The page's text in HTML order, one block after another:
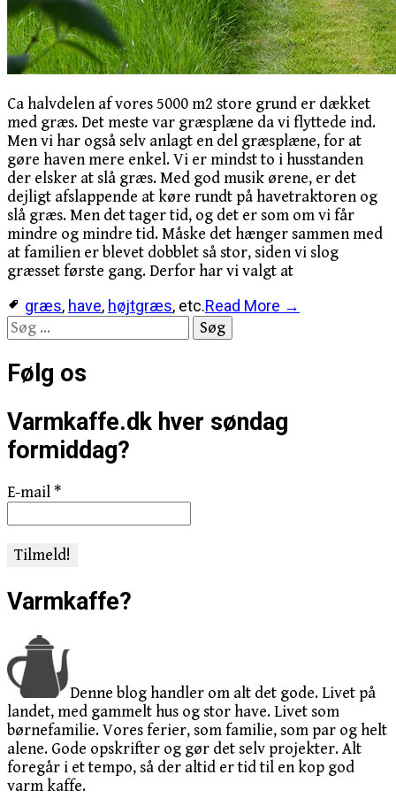
Ca halvdelen af vores 5000 m2 store grund er dækket
med græs. Det meste var græsplæne da vi flyttede ind.
Men vi har også selv anlagt en del græsplæne, for at
gøre haven mere enkel. Vi er mindst to i husstanden
der elsker at slå græs. Med god musik ørene, er det
dejligt afslappende at køre rundt på havetraktoren og
slå græs. Men det tager tid, og det er som om vi får
mindre og mindre tid. Måske det hænger sammen med
at familien er blevet dobblet så stor, siden vi slog
græsset første gang. Derfor har vi valgt at
græs, have, højtgræs, etc.Read More →
Søg
efter:
Følg os
Varmkaffe.dk hver søndag
formiddag?
E-mail*
Varmkaffe?
Denne blog handler om alt det gode. Livet på
landet, med gammelt hus og stor have. Livet som
børnefamilie. Vores ferier, som familie, som par og helt
alene. Gode opskrifter og gør det selv projekter. Alt
foregår i et tempo, så der altid er tid til en kop god
varm kaffe.